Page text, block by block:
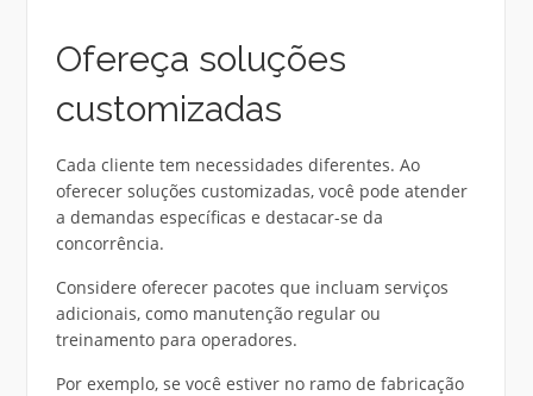
Ofereça soluções
customizadas
Cada cliente tem necessidades diferentes. Ao
oferecer soluções customizadas, você pode atender
a demandas específicas e destacar-se da
concorrência.
Considere oferecer pacotes que incluam serviços
adicionais, como manutenção regular ou
treinamento para operadores.
Por exemplo, se você estiver no ramo de fabricação